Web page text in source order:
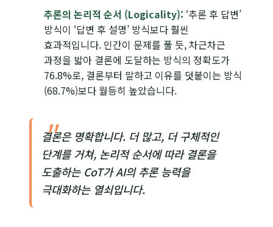
추론의 논리적 순서 (Logicality): ‘추론 후 답변’
방식이 ‘답변 후 설명’ 방식보다 훨씬
효과적입니다. 인간이 문제를 풀 듯, 차근차근
과정을 밟아 결론에 도달하는 방식의 정확도가
76.8%로, 결론부터 말하고 이유를 덧붙이는 방식
(68.7%)보다 월등히 높았습니다.
결론은 명확합니다. 더 많고, 더 구체적인
단계를 거쳐, 논리적 순서에 따라 결론을
도출하는 CoT가 AI의 추론 능력을
극대화하는 열쇠입니다.